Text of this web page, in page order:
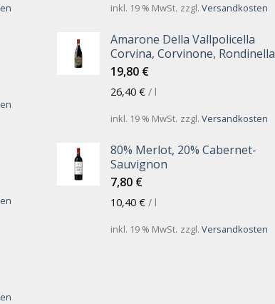
inkl. 19 % MwSt. zzgl. Versandkosten
Amarone Della Vallpolicella
Corvina, Corvinone, Rondinella
19,80 €
26,40 €/ l
inkl. 19 % MwSt. zzgl. Versandkosten
80% Merlot, 20% Cabernet-
Sauvignon
7,80 €
10,40 €/ l
inkl. 19 % MwSt. zzgl. Versandkosten